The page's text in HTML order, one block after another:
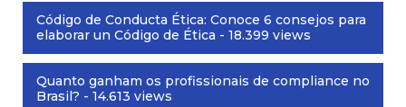
Código de Conducta Ética: Conoce 6 consejos para
elaborar un Código de Ética - 18.399 views
Quanto ganham os profissionais de compliance no
Brasil? - 14.613 views